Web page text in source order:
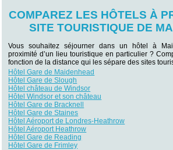
COMPAREZ LES HÔTELS À
SITE TOURISTIQUE DE
Vous souhaitez séjourner dans un hôtel à
proximité d’un lieu touristique en particulier ?
fonction de la distance qui les sépare des sites
Hôtel Gare de Maidenhead
Hôtel Gare de Slough
Hôtel château de Windsor
Hôtel Windsor et son château
Hôtel Gare de Bracknell
Hôtel Gare de Staines
Hôtel Aéroport de Londres-Heathrow
Hôtel Aéroport Heathrow
Hôtel Gare de Reading
Hôtel Gare de Frimley